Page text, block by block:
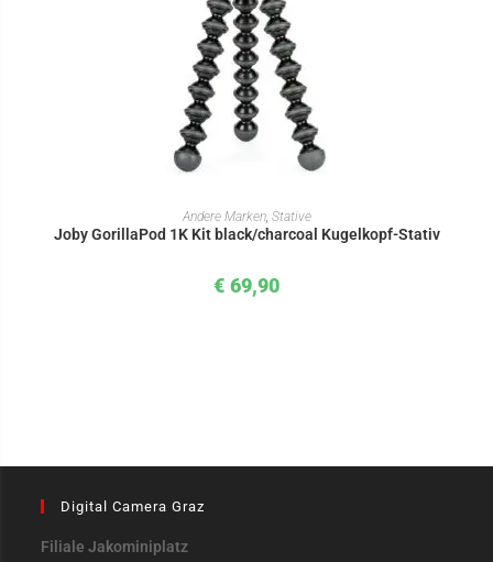
IN DEN WARENKORB
Andere Marken, Stative
Joby GorillaPod 1K Kit black/charcoal Kugelkopf-Stativ
€ 69,90
Digital Camera Graz
Filiale Jakominiplatz